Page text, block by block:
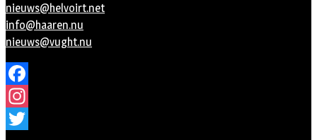
nieuws@helvoirt.net
info@haaren.nu
nieuws@vught.nu
Facebook
Instagram